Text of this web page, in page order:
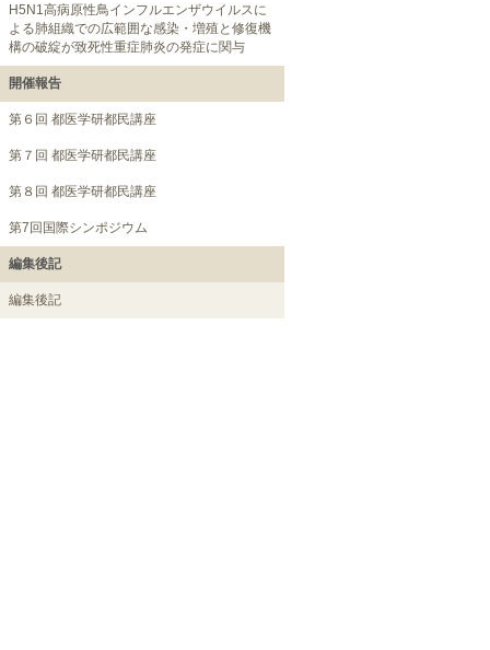
H5N1高病原性鳥インフルエンザウイルスに
よる肺組織での広範囲な感染・増殖と修復機
構の破綻が致死性重症肺炎の発症に関与
開催報告
第６回 都医学研都民講座
第７回 都医学研都民講座
第８回 都医学研都民講座
第7回国際シンポジウム
編集後記
編集後記